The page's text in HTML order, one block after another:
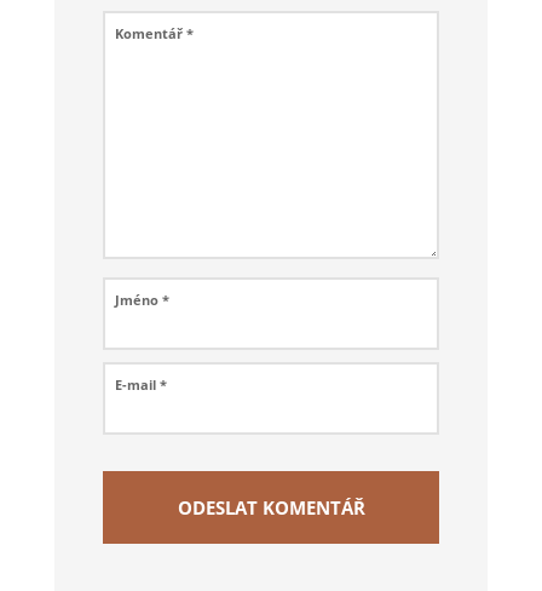
Komentář *
Jméno *
E-mail *